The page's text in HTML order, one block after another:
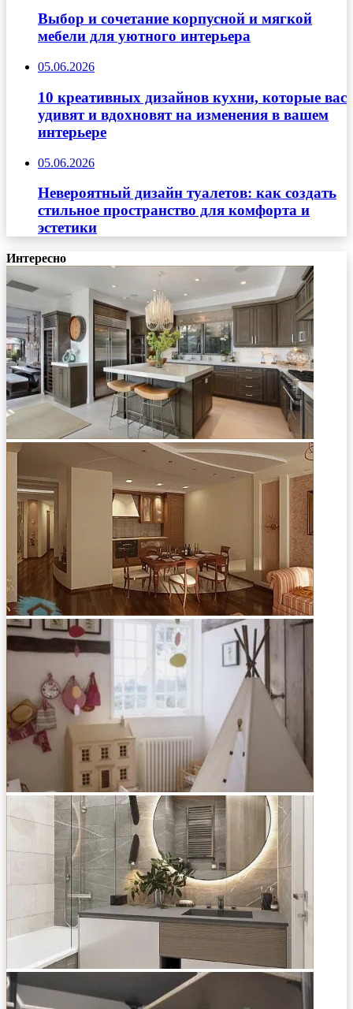
Выбор и сочетание корпусной и мягкой
мебели для уютного интерьера
05.06.2026
10 креативных дизайнов кухни, которые вас
удивят и вдохновят на изменения в вашем
интерьере
05.06.2026
Невероятный дизайн туалетов: как создать
стильное пространство для комфорта и
эстетики
Интересно